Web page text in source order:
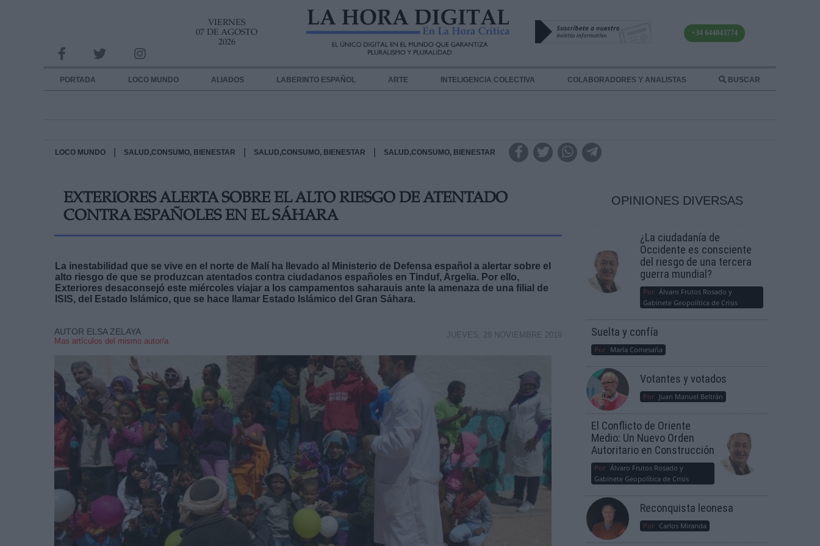
VIERNES
07 DE AGOSTO
2026
+34 644043774
PORTADA LOCO MUNDO ALIADOS LABERINTO ESPAÑOL ARTE INTELIGENCIA COLECTIVA COLABORADORES Y ANALISTAS BUSCAR
LOCO MUNDO SALUD,CONSUMO, BIENESTAR SALUD,CONSUMO, BIENESTAR SALUD,CONSUMO, BIENESTAR
EXTERIORES ALERTA SOBRE EL ALTO RIESGO DE ATENTADO
CONTRA ESPAÑOLES EN EL SÁHARA
La inestabilidad que se vive en el norte de Malí ha llevado al Ministerio de Defensa español a alertar sobre el
alto riesgo de que se produzcan atentados contra ciudadanos españoles en Tinduf, Argelia. Por ello,
Exteriores desaconsejó este miércoles viajar a los campamentos saharauis ante la amenaza de una filial de
ISIS, del Estado Islámico, que se hace llamar Estado Islámico del Gran Sáhara.
AUTOR ELSA ZELAYA
Mas artículos del mismo autor/a
JUEVES, 28 NOVIEMBRE 2019
OPINIONES DIVERSAS
¿La ciudadanía de
Occidente es consciente
del riesgo de una tercera
guerra mundial?
Por Álvaro Frutos Rosado y
Gabinete Geopolítica de Crisis
Suelta y confía
Por María Comesaña
Votantes y votados
Por Juan Manuel Beltrán
El Conflicto de Oriente
Medio: Un Nuevo Orden
Autoritario en Construcción
Por Álvaro Frutos Rosado y
Gabinete Geopolítica de Crisis
Reconquista leonesa
Por Carlos Miranda
INFORMACION SOBRE LA PROTECCIÓN DE TUS DATOS
Responsable:
Destinatarios:
link
Información adicional
link